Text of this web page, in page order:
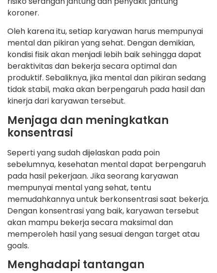
koroner.
Oleh karena itu, setiap karyawan harus mempunyai
mental dan pikiran yang sehat. Dengan demikian,
kondisi fisik akan menjadi lebih baik sehingga dapat
beraktivitas dan bekerja secara optimal dan
produktif. Sebaliknya, jika mental dan pikiran sedang
tidak stabil, maka akan berpengaruh pada hasil dan
kinerja dari karyawan tersebut.
Menjaga dan meningkatkan
konsentrasi
Seperti yang sudah dijelaskan pada poin
sebelumnya, kesehatan mental dapat berpengaruh
pada hasil pekerjaan. Jika seorang karyawan
mempunyai mental yang sehat, tentu
memudahkannya untuk berkonsentrasi saat bekerja.
Dengan konsentrasi yang baik, karyawan tersebut
akan mampu bekerja secara maksimal dan
memperoleh hasil yang sesuai dengan target atau
goals.
Menghadapi tantangan